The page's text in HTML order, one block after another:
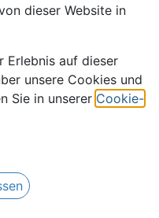
braun
dieser Website in
Erlebnis auf dieser
unsere Cookies und
Sie in unserer Cookie-